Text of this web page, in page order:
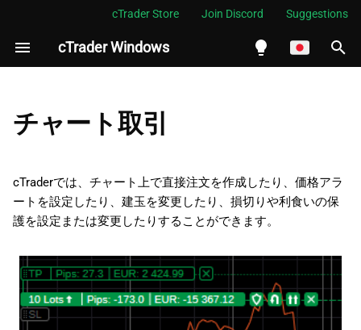
cTrader Store Join Discord Suggestions
cTrader Windows
العربية
Indonesia
ไทย
Tiếng Việt
한국어
検
化
クイックトレード
価格アラート
ポジション
予約注文
チャート取引
cTraderでは、チャート上で直接注文を作成したり、価格アラ
ートを設定したり、建玉を変更したり、損切りや利食いの保
護を設定または変更したりすることができます。